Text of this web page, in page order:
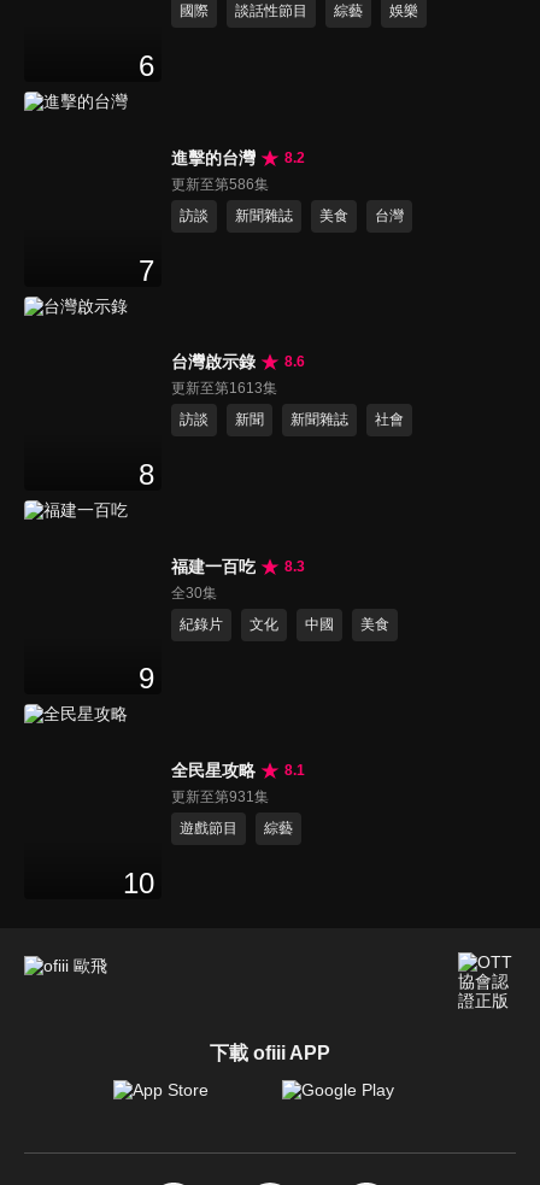
6
國際
談話性節目 綜藝 娛樂
7
進擊的台灣
8.2
更新至第586集
訪談
新聞雜誌 美食 台灣
8
台灣啟示錄
8.6
更新至第1613集
訪談
新聞 新聞雜誌 社會
9
福建一百吃
8.3
全30集
紀錄片
文化 中國 美食
10
全民星攻略
8.1
更新至第931集
遊戲節目
綜藝
下載 ofiii APP